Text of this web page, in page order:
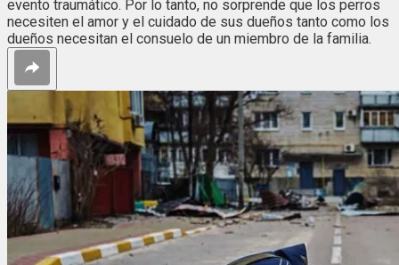
evento traumático. Por lo tanto, no sorprende que los perros
necesiten el amor y el cuidado de sus dueños tanto como los
dueños necesitan el consuelo de un miembro de la familia.